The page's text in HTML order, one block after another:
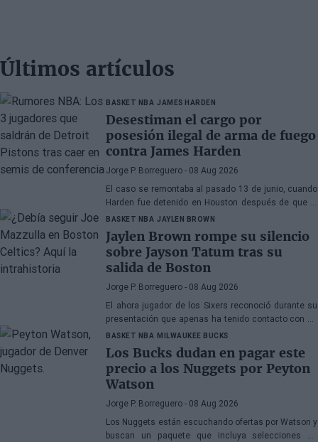
Últimos artículos
BASKET NBA JAMES HARDEN
Desestiman el cargo por
posesión ilegal de arma de fuego
contra James Harden
Jorge P. Borreguero - 08 Aug 2026
El caso se remontaba al pasado 13 de junio, cuando
Harden fue detenido en Houston después de que la
policía encontrara una pistola en su vehículo
BASKET NBA JAYLEN BROWN
Jaylen Brown rompe su silencio
sobre Jayson Tatum tras su
salida de Boston
Jorge P. Borreguero - 08 Aug 2026
El ahora jugador de los Sixers reconoció durante su
presentación que apenas ha tenido contacto con su
antiguo compañero
BASKET NBA MILWAUKEE BUCKS
Los Bucks dudan en pagar este
precio a los Nuggets por Peyton
Watson
Jorge P. Borreguero - 08 Aug 2026
Los Nuggets están escuchando ofertas por Watson y
buscan un paquete que incluya selecciones de